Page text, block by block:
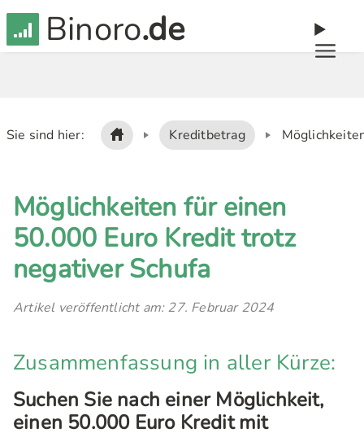
Binoro.de
Sie sind hier: Kreditbetrag
Möglichkeiten für einen
50.000 Euro Kredit trotz
negativer Schufa
Artikel veröffentlicht am: 27. Februar 2024
Zusammenfassung in aller Kürze:
Suchen Sie nach einer Möglichkeit,
einen 50.000 Euro Kredit mit